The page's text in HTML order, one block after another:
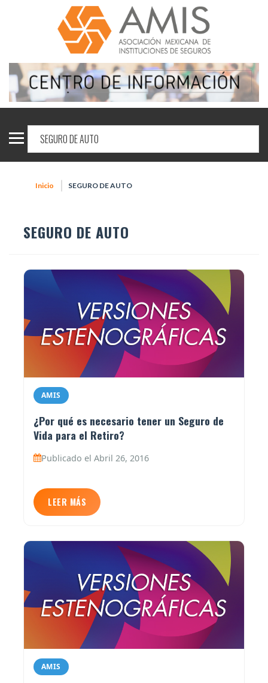
Inicio SEGURO DE AUTO
SEGURO DE AUTO
AMIS
¿Por qué es necesario tener un Seguro de
Vida para el Retiro?
Publicado el Abril 26, 2016
LEER MÁS
AMIS